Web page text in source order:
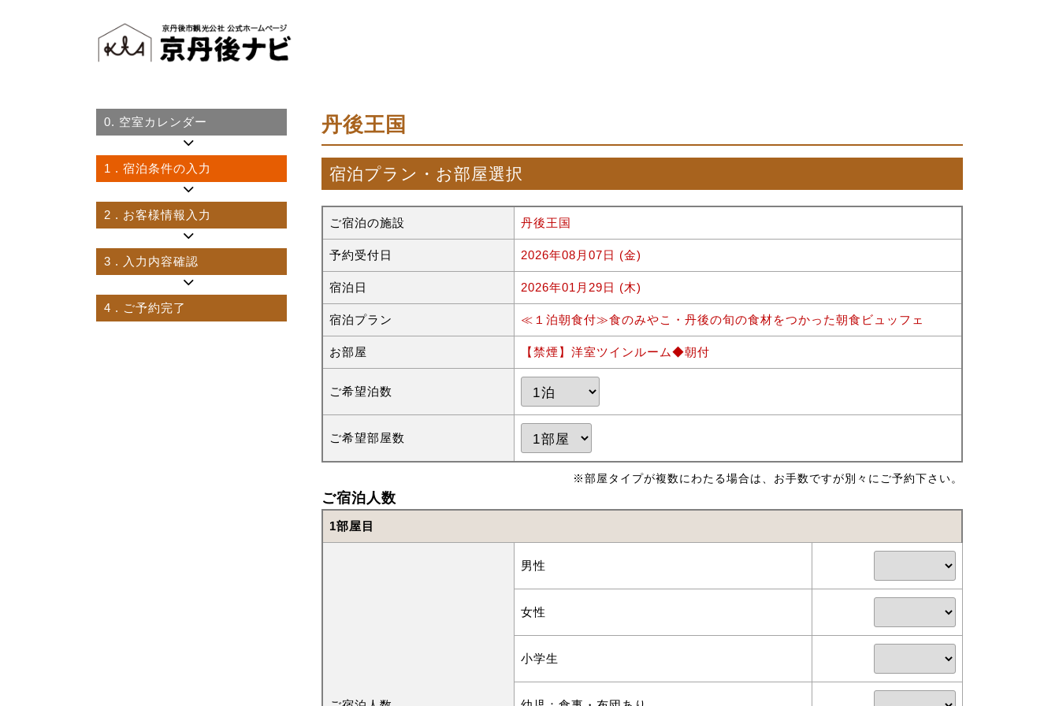
0. 空室カレンダー
1 . 宿泊条件の入力
2 . お客様情報入力
3 . 入力内容確認
4 . ご予約完了
丹後王国
宿泊プラン・お部屋選択
ご宿泊の施設 丹後王国
予約受付日 2026年08月07日 (金)
宿泊日 2026年01月29日 (木)
宿泊プラン ≪１泊朝食付≫食のみやこ・丹後の旬の食材をつかった朝食ビュッフェ
お部屋 【禁煙】洋室ツインルーム◆朝付
ご希望泊数
ご希望部屋数
※部屋タイプが複数にわたる場合は、お手数ですが別々にご予約下さい。
ご宿泊人数
1部屋目
男性
女性
小学生